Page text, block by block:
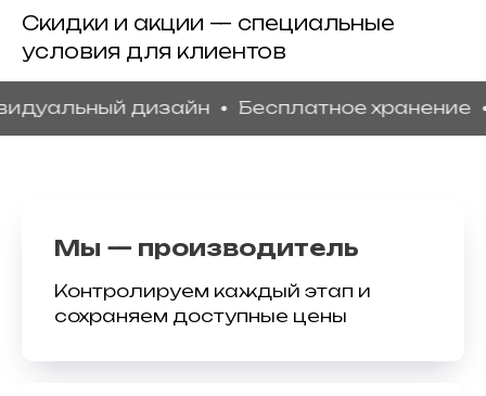
Скидки и акции — специальные
условия для клиентов
дизайн Бесплатное хранение
Мы — производитель
Контролируем каждый этап и
сохраняем доступные цены